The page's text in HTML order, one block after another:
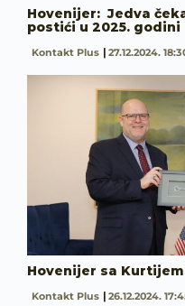
Hovenijer: Jedva
postići u 2025. godini
Kontakt Plus 27.12.2024.
Hovenijer sa
Kontakt Plus 26.12.2024.